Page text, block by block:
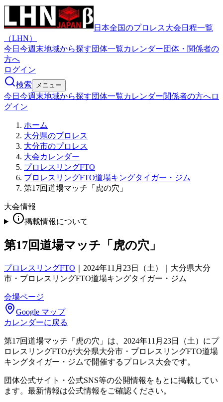
日本全国のプロレス大会日程一覧
（LHN）
今日 今週末地域から探す団体一覧カレンダー団体・関係者の
方へ
ログイン
検索
メニュー
今日 今週末地域から探す団体一覧カレンダー関係者の方へロ
グイン
ホーム
大分県のプロレス
大分市のプロレス
大会カレンダー
プロレスリングFTO
プロレスリングFTO道場キングタイガー・ジム
第17回道場マッチ「虎の穴」
大会情報
掲載情報について
第17回道場マッチ「虎の穴」
プロレスリングFTO
2024年11月23日（土）｜大分県大分
市・プロレスリングFTO道場キングタイガー・ジム
会場ページ
Google マップ
カレンダーに戻る
第17回道場マッチ「虎の穴」は、2024年11月23日（土）にプ
ロレスリングFTOが大分県大分市・プロレスリングFTO道場
キングタイガー・ジムで開催するプロレス大会です。
団体公式サイト・公式SNS等の公開情報をもとに掲載してい
ます。最新情報は公式情報をご確認ください。